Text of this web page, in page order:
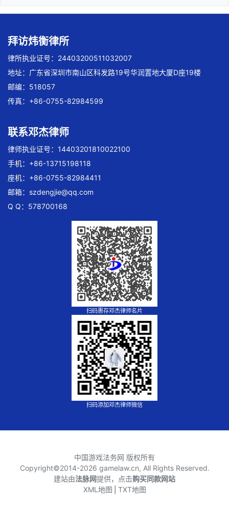
拜访炜衡律所
律所执业证号：24403200511032007
地址：广东省深圳市南山区科发路19号华润置地大厦D座19楼
邮编：518057
传真：+86-0755-82984599
联系邓杰律师
律师执业证号：14403201810022100
手机：+86-13715198118
座机：+86-0755-82984411
邮箱： szdengjie@qq.com
Q Q：578700168
扫码惠存邓杰律师名片
扫码添加邓杰律师微信
中国游戏法务网 版权所有
Copyright©2014-2026 gamelaw.cn, All Rights Reserved.
建站由法脉网提供，点击购买同款网站
XML地图 TXT地图